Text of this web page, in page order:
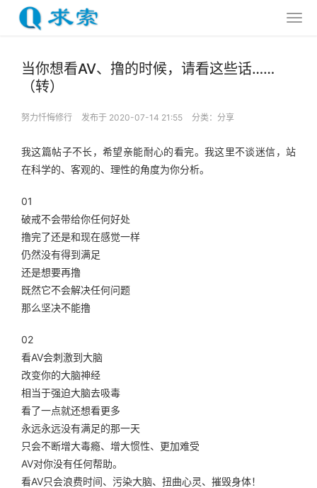
当你想看AV、撸的时候，请看这些话……
（转）
努力忏悔修行 发布于 2020-07-14 21:55 分类： 分享
我这篇帖子不长，希望亲能耐心的看完。我这里不谈迷信，站
在科学的、客观的、理性的角度为你分析。
01
破戒不会带给你任何好处
撸完了还是和现在感觉一样
仍然没有得到满足
还是想要再撸
既然它不会解决任何问题
那么坚决不能撸
02
看AV会刺激到大脑
改变你的大脑神经
相当于强迫大脑去吸毒
看了一点就还想看更多
永远永远没有满足的那一天
只会不断增大毒瘾、增大惯性、更加难受
AV对你没有任何帮助。
看AV只会浪费时间、污染大脑、扭曲心灵、摧毁身体！